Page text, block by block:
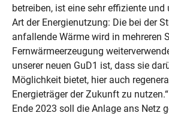
betreiben, ist eine sehr effiziente
Art der Energienutzung: Die bei der
anfallende Wärme wird in mehreren
Fernwärmeerzeugung
unserer neuen GuD1 ist, dass sie
Möglichkeit bietet, hier auch
Energieträger der Zukunft zu
Ende 2023 soll die Anlage ans Netz